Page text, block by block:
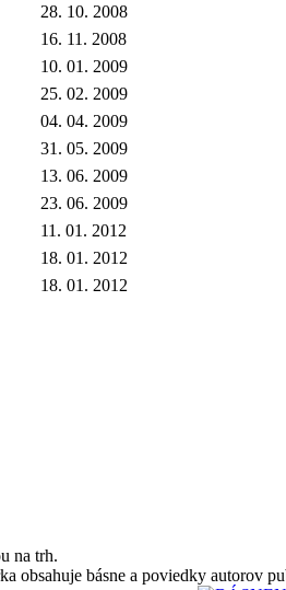
28. 10. 2008
16. 11. 2008
10. 01. 2009
25. 02. 2009
04. 04. 2009
31. 05. 2009
13. 06. 2009
23. 06. 2009
11. 01. 2012
18. 01. 2012
18. 01. 2012
na trh.
obsahuje básne a poviedky autorov